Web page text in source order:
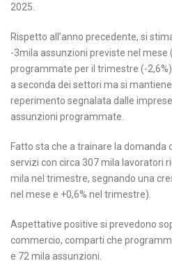
2025.
Rispetto all’anno precedente, si
-3mila assunzioni previste nel mese
programmate per il trimestre (-
a seconda dei settori ma si
reperimento segnalata dalle
assunzioni programmate.
Fatto sta che a trainare la domanda
servizi con circa 307 mila lavoratori
mila nel trimestre, segnando una
nel mese e +0,6% nel trimestre).
Aspettative positive si prevedono
commercio, comparti che
e 72 mila assunzioni.